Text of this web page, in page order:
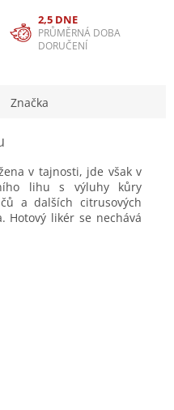
2,5 DNE
PRŮMĚRNÁ DOBA
DORUČENÍ
Značka
v tajnosti, jde však v
lihu s výluhy kůry
a dalších citrusových
Hotový likér se nechává